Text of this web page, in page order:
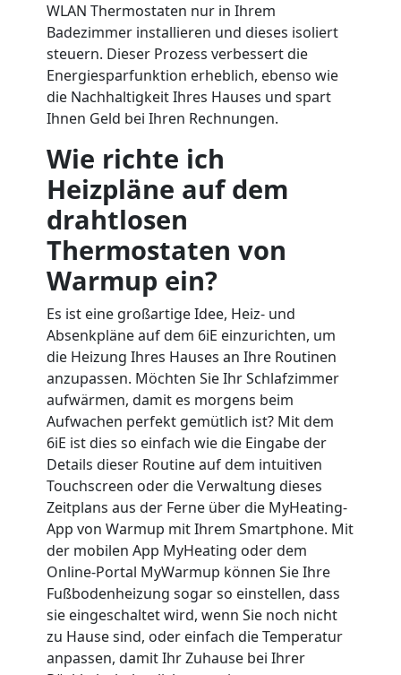
WLAN Thermostaten nur in Ihrem
Badezimmer installieren und dieses isoliert
steuern. Dieser Prozess verbessert die
Energiesparfunktion erheblich, ebenso wie
die Nachhaltigkeit Ihres Hauses und spart
Ihnen Geld bei Ihren Rechnungen.
Wie richte ich
Heizpläne auf dem
drahtlosen
Thermostaten von
Warmup ein?
Es ist eine großartige Idee, Heiz- und
Absenkpläne auf dem 6iE einzurichten, um
die Heizung Ihres Hauses an Ihre Routinen
anzupassen. Möchten Sie Ihr Schlafzimmer
aufwärmen, damit es morgens beim
Aufwachen perfekt gemütlich ist? Mit dem
6iE ist dies so einfach wie die Eingabe der
Details dieser Routine auf dem intuitiven
Touchscreen oder die Verwaltung dieses
Zeitplans aus der Ferne über die MyHeating-
App von Warmup mit Ihrem Smartphone. Mit
der mobilen App MyHeating oder dem
Online-Portal MyWarmup können Sie Ihre
Fußbodenheizung sogar so einstellen, dass
sie eingeschaltet wird, wenn Sie noch nicht
zu Hause sind, oder einfach die Temperatur
anpassen, damit Ihr Zuhause bei Ihrer